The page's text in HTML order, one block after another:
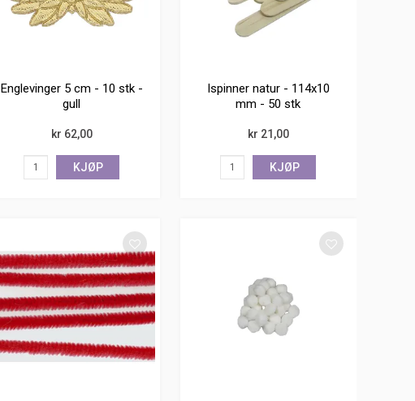
Englevinger 5 cm - 10 stk -
gull
kr 62,00
KJØP
Ispinner natur - 114x10
mm - 50 stk
kr 21,00
KJØP